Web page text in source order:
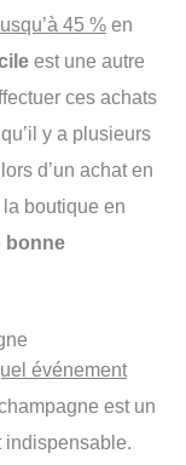
45 % en
est une autre
ces achats
y a plusieurs
d’un achat en
la boutique en
bonne
événement
est un
indispensable.